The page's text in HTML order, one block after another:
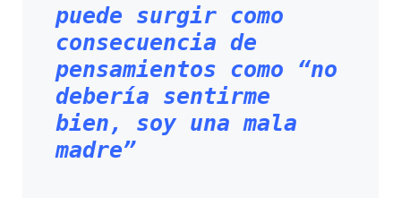
puede surgir como
consecuencia de
pensamientos como “no
debería sentirme
bien, soy una mala
madre”